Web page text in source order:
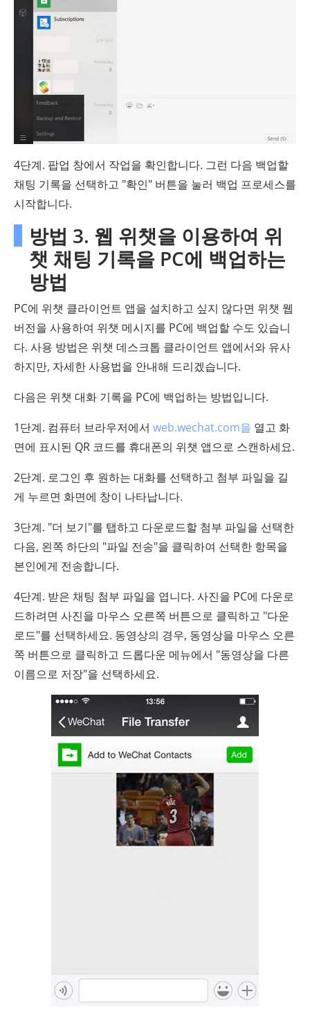
4단계. 팝업 창에서 작업을 확인합니다. 그런 다음 백업할
채팅 기록을 선택하고 "확인" 버튼을 눌러 백업 프로세스를
시작합니다.
방법 3. 웹 위챗을 이용하여 위
챗 채팅 기록을 PC에 백업하는
방법
PC에 위챗 클라이언트 앱을 설치하고 싶지 않다면 위챗 웹
버전을 사용하여 위챗 메시지를 PC에 백업할 수도 있습니
다. 사용 방법은 위챗 데스크톱 클라이언트 앱에서와 유사
하지만, 자세한 사용법을 안내해 드리겠습니다.
다음은 위챗 대화 기록을 PC에 백업하는 방법입니다.
1단계. 컴퓨터 브라우저에서 web.wechat.com을 열고 화
면에 표시된 QR 코드를 휴대폰의 위챗 앱으로 스캔하세요.
2단계. 로그인 후 원하는 대화를 선택하고 첨부 파일을 길
게 누르면 화면에 창이 나타납니다.
3단계. "더 보기"를 탭하고 다운로드할 첨부 파일을 선택한
다음, 왼쪽 하단의 "파일 전송"을 클릭하여 선택한 항목을
본인에게 전송합니다.
4단계. 받은 채팅 첨부 파일을 엽니다. 사진을 PC에 다운로
드하려면 사진을 마우스 오른쪽 버튼으로 클릭하고 "다운
로드"를 선택하세요. 동영상의 경우, 동영상을 마우스 오른
쪽 버튼으로 클릭하고 드롭다운 메뉴에서 "동영상을 다른
이름으로 저장"을 선택하세요.